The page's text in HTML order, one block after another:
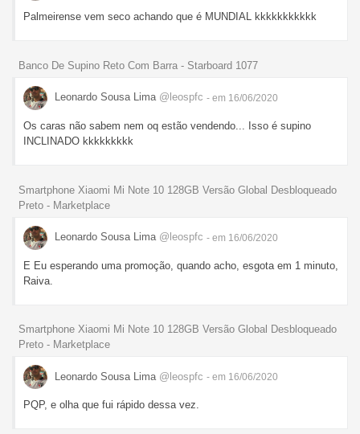
Palmeirense vem seco achando que é MUNDIAL kkkkkkkkkkk
Banco De Supino Reto Com Barra - Starboard 1077
Leonardo Sousa Lima @leospfc - em 16/06/2020
Os caras não sabem nem oq estão vendendo... Isso é supino
INCLINADO kkkkkkkkk
Smartphone Xiaomi Mi Note 10 128GB Versão Global Desbloqueado
Preto - Marketplace
Leonardo Sousa Lima @leospfc - em 16/06/2020
E Eu esperando uma promoção, quando acho, esgota em 1 minuto,
Raiva.
Smartphone Xiaomi Mi Note 10 128GB Versão Global Desbloqueado
Preto - Marketplace
Leonardo Sousa Lima @leospfc - em 16/06/2020
PQP, e olha que fui rápido dessa vez.